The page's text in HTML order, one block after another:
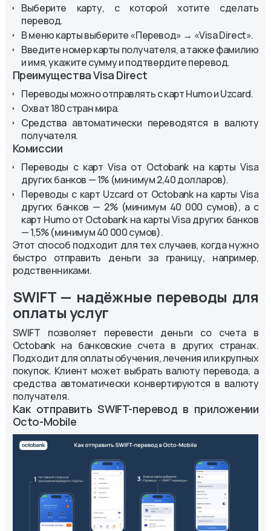
Выберите карту, с которой хотите сделать
перевод.
В меню карты выберите «Перевод» → «Visa Direct».
Введите номер карты получателя, а также фамилию
и имя, укажите сумму и подтвердите перевод.
Преимущества Visa Direct
Переводы можно отправлять с карт Humo и Uzcard.
Охват 180 стран мира.
Средства автоматически переводятся в валюту
получателя.
Комиссии
Переводы c карт Visa от Octobank на карты Visa
других банков — 1% (минимум 2,40 долларов).
Переводы с карт Uzcard от Octobank на карты Visa
других банков — 2% (минимум 40 000 сумов), а с
карт Humo от Octobank на карты Visa других банков
— 1,5% (минимум 40 000 сумов).
Этот способ подходит для тех случаев, когда нужно
быстро отправить деньги за границу, например,
родственниками.
SWIFT — надёжные переводы для
оплаты услуг
SWIFT позволяет перевести деньги со счета в
Octobank на банковские счета в других странах.
Подходит для оплаты обучения, лечения или крупных
покупок. Клиент может выбрать валюту перевода, а
средства автоматически конвертируются в валюту
получателя.
Как отправить SWIFT-перевод в приложении
Octo-Mobile